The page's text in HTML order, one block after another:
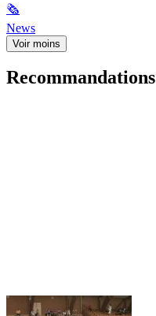
🗞
News
Voir moins
Recommandations